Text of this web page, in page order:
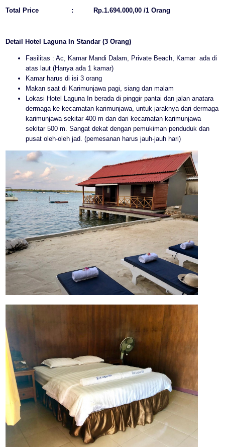
Total Price
: Rp.1.694.000,00 /1 Orang
Detail Hotel Laguna In Standar (3 Orang)
Fasilitas : Ac, Kamar Mandi Dalam, Private Beach, Kamar ada di
atas laut (Hanya ada 1 kamar)
Kamar harus di isi 3 orang
Makan saat di Karimunjawa pagi, siang dan malam
Lokasi Hotel Laguna In berada di pinggir pantai dan jalan anatara
dermaga ke kecamatan karimunjawa, untuk jaraknya dari dermaga
karimunjawa sekitar 400 m dan dari kecamatan karimunjawa
sekitar 500 m. Sangat dekat dengan pemukiman penduduk dan
pusat oleh-oleh jad. (pemesanan harus jauh-jauh hari)